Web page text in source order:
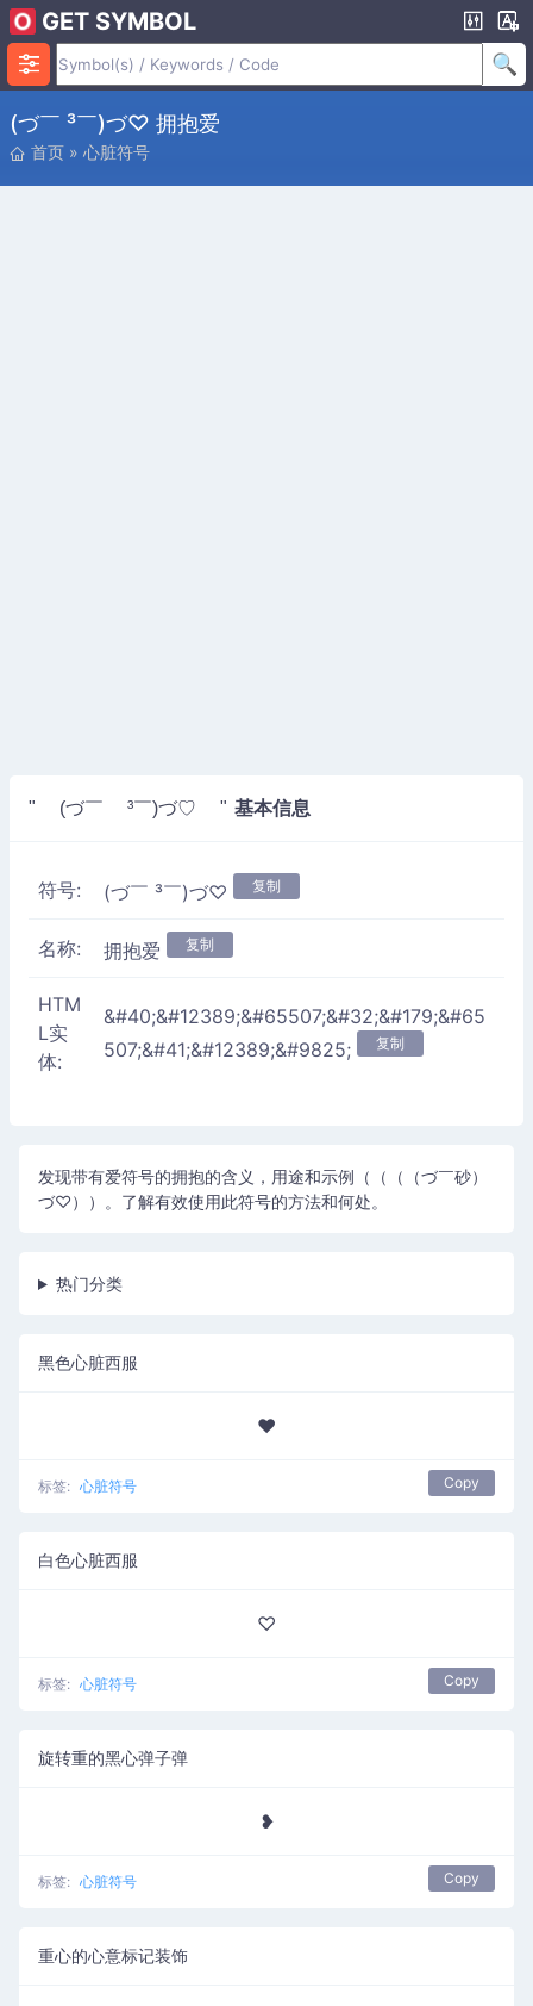
GET SYMBOL
(づ￣ ³￣)づ♡ 拥抱爱
首页 » 心脏符号
" (づ￣ ³￣)づ♡ " 基本信息
符号: (づ￣ ³￣)づ♡ 复制
名称: 拥抱爱 复制
HTM
L实
体:
&#40;&#12389;&#65507;&#32;&#179;&#65
507;&#41;&#12389;&#9825;
复制
发现带有爱符号的拥抱的含义，用途和示例（（（（づ￣砂）
づ♡））。了解有效使用此符号的方法和何处。
热门分类
黑色心脏西服
♥
标签: 心脏符号 Copy
白色心脏西服
♡
标签: 心脏符号 Copy
旋转重的黑心弹子弹
❥
标签: 心脏符号 Copy
重心的心意标记装饰